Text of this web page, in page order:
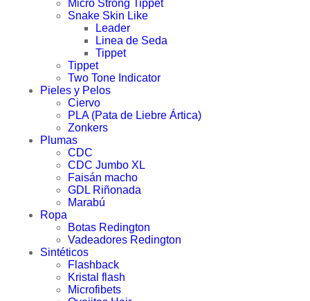
Micro Strong Tippet
Snake Skin Like
Leader
Linea de Seda
Tippet
Tippet
Two Tone Indicator
Pieles y Pelos
Ciervo
PLA (Pata de Liebre Ártica)
Zonkers
Plumas
CDC
CDC Jumbo XL
Faisán macho
GDL Riñonada
Marabú
Ropa
Botas Redington
Vadeadores Redington
Sintéticos
Flashback
Kristal flash
Microfibets